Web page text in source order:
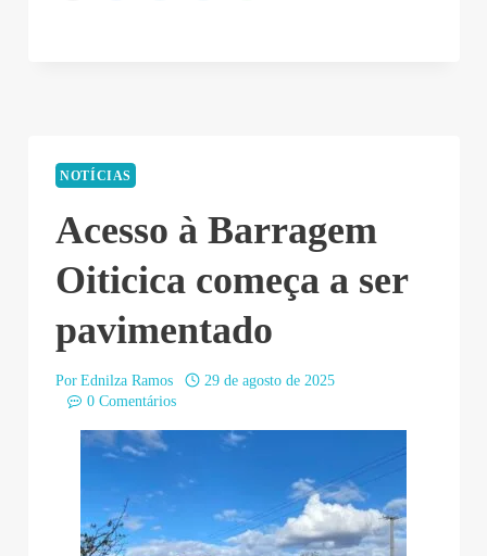
NOTÍCIAS
Acesso à Barragem
Oiticica começa a ser
pavimentado
Por Ednilza Ramos
29 de agosto de 2025
0 Comentários